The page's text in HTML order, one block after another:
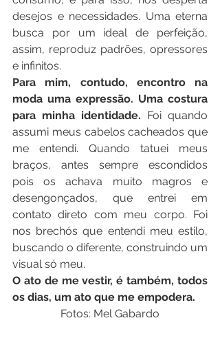
desejos e necessidades. Uma eterna
busca por um ideal de perfeição,
assim, reproduz padrões, opressores
e infinitos.
Para mim, contudo, encontro na
moda uma expressão. Uma costura
para minha identidade. Foi quando
assumi meus cabelos cacheados que
me entendi. Quando tatuei meus
braços, antes sempre escondidos
pois os achava muito magros e
desengonçados, que entrei em
contato direto com meu corpo. Foi
nos brechós que entendi meu estilo,
buscando o diferente, construindo um
visual só meu.
O ato de me vestir, é também, todos
os dias, um ato que me empodera.
Fotos: Mel Gabardo